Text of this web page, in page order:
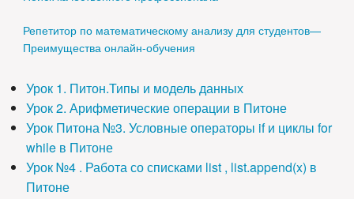
Репетитор по математическому анализу для студентов—
Преимущества онлайн-обучения
Урок 1. Питон.Типы и модель данных
Урок 2. Арифметические операции в Питоне
Урок Питона №3. Условные операторы if и циклы for
while в Питоне
Урок №4 . Работа со списками list , list.append(x) в
Питоне